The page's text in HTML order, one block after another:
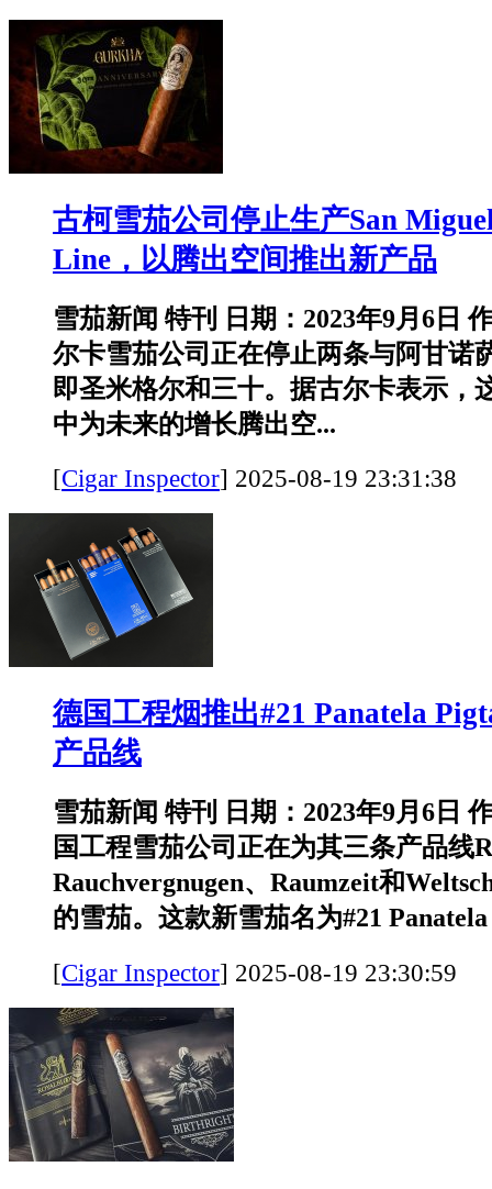
古柯雪茄公司停止生产San
Line，以腾出空间推出新产品
雪茄新闻 特刊 日期：2023年9月6日
尔卡雪茄公司正在停止两条与阿甘诺
即圣米格尔和三十。据古尔卡表示，
中为未来的增长腾出空...
[Cigar Inspector] 2025-08-19
德国工程烟推出#21 Panatela
产品线
雪茄新闻 特刊 日期：2023年9月6日
国工程雪茄公司正在为其三条产品线
Rauchvergnugen、Raumzeit和
的雪茄。这款新雪茄名为#21
[Cigar Inspector] 2025-08-19